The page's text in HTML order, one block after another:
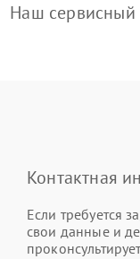
Наш сервисный
Контактная
Если требуется
свои данные и